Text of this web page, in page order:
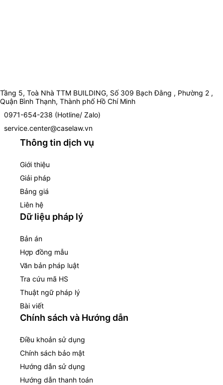
Tầng 5, Toà Nhà TTM BUILDING, Số 309 Bạch Đằng , Phường 2 ,
Quận Bình Thạnh, Thành phố Hồ Chí Minh
0971-654-238 (Hotline/ Zalo)
service.center@caselaw.vn
Thông tin dịch vụ
Giới thiệu
Giải pháp
Bảng giá
Liên hệ
Dữ liệu pháp lý
Bản án
Hợp đồng mẫu
Văn bản pháp luật
Tra cứu mã HS
Thuật ngữ pháp lý
Bài viết
Chính sách và Hướng dẫn
Điều khoản sử dụng
Chính sách bảo mật
Hướng dẫn sử dụng
Hướng dẫn thanh toán